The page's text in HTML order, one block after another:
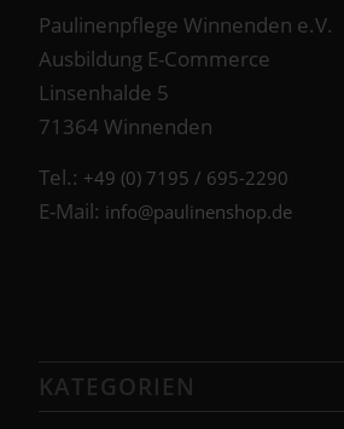
Paulinenpflege Winnenden e.V.
Ausbildung E-Commerce
Linsenhalde 5
71364 Winnenden
Tel.: +49 (0) 7195 / 695-2290
E-Mail: info@paulinenshop.de
KATEGORIEN